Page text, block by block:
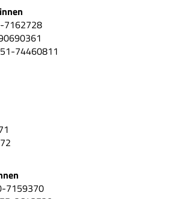
7162728
74460811
7159370